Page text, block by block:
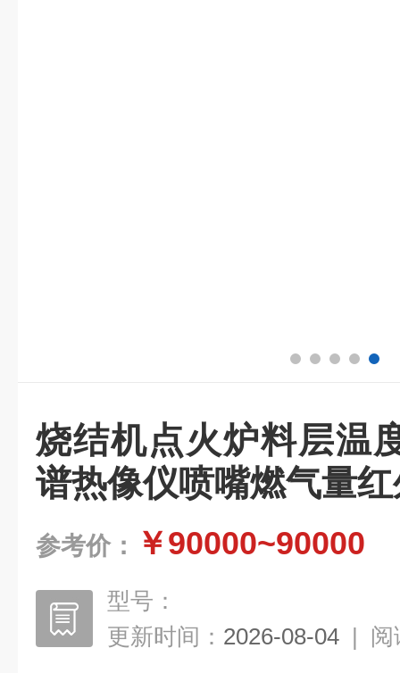
烧结机点火炉料层温
谱热像仪喷嘴燃气量
参考价： ￥90000~90000
型号：
更新时间： 2026-08-04 | 阅